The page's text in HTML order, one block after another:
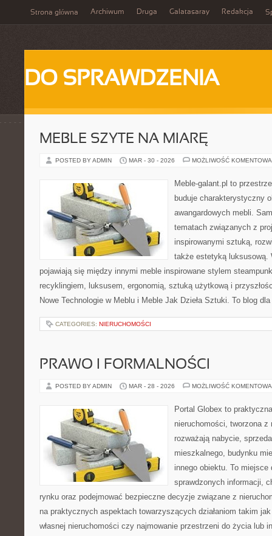
Strona główna Archiwum Druga Galatasaray Redakcja
DO SPRAWDZENIA
MEBLE SZYTE NA MIARĘ
POSTED BY ADMIN MAR - 30 - 2026 MOŻLIWOŚĆ
Meble-galant.pl to
buduje charakterystyczny
awangardowych mebli.
tematach związanych z
inspirowanymi sztuką,
także estetyką luksusową.
pojawiają się między innymi meble inspirowane stylem
recyklingiem, luksusem, ergonomią, sztuką użytkową i
Nowe Technologie w Meblu i Meble Jak Dzieła Sztuki. To blog
CATEGORIES: NIERUCHOMOŚCI
PRAWO I FORMALNOŚCI
POSTED BY ADMIN MAR - 28 - 2026 MOŻLIWOŚĆ
Portal Globex to
nieruchomości, tworzona
rozważają nabycie,
mieszkalnego, budynku
innego obiektu. To
sprawdzonych informacji,
rynku oraz podejmować bezpieczne decyzje związane z
na praktycznych aspektach towarzyszących działaniom takim
własnej nieruchomości czy najmowanie przestrzeni do życia lub